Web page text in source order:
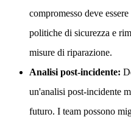
compromesso deve
politiche di sicurezza e
misure di riparazione.
Analisi post-incidente:
un'analisi post-incidente
futuro. I team possono